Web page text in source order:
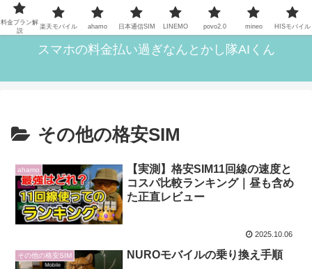
格安SIMら11回線を実際に使ってきた筆者がいろいろ解説
スマホの料金払い過ぎなんとかし隊AIくん
その他の格安SIM
ahamo
【実測】格安SIM11回線の速度と
コスパ比較ランキング｜昼も含め
た正直レビュー
2025.10.06
その他の格安SIM NUROモバイルの乗り換え手順
料金プラン解
説
楽天モバイル ahamo 日本通信SIM LINEMO povo2.0 mineo HISモバイル